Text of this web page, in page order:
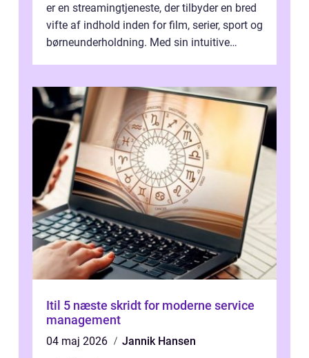
er en streamingtjeneste, der tilbyder en bred
vifte af indhold inden for film, serier, sport og
børneunderholdning. Med sin intuitive
Itil 5 næste skridt for moderne service
management
04 maj 2026
Jannik Hansen